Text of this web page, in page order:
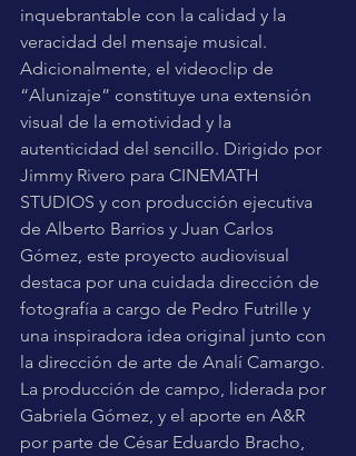
inquebrantable con la calidad y la
veracidad del mensaje musical.
Adicionalmente, el videoclip de
“Alunizaje” constituye una extensión
visual de la emotividad y la
autenticidad del sencillo. Dirigido por
Jimmy Rivero para CINEMATH
STUDIOS y con producción ejecutiva
de Alberto Barrios y Juan Carlos
Gómez, este proyecto audiovisual
destaca por una cuidada dirección de
fotografía a cargo de Pedro Futrille y
una inspiradora idea original junto con
la dirección de arte de Analí Camargo.
La producción de campo, liderada por
Gabriela Gómez, y el aporte en A&R
por parte de César Eduardo Bracho,